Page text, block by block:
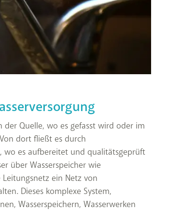
der Quelle, wo es gefasst wird oder im
dort fließt es durch
wo es aufbereitet und qualitätsgeprüft
über Wasserspeicher wie
ein Netz von
Dieses komplexe System,
Wasserspeichern, Wasserwerken